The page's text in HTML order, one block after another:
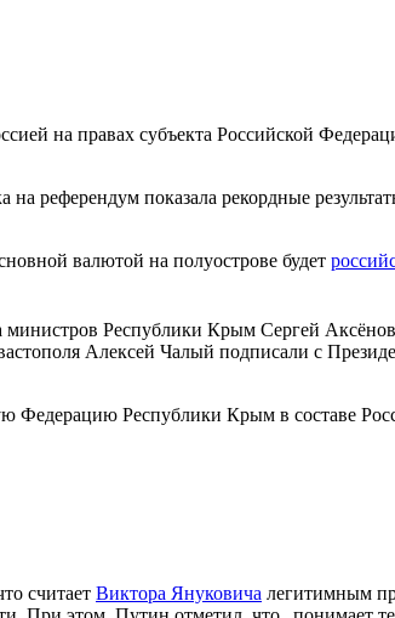
на правах субъекта Российской
референдум показала рекордные
валютой на полуострове будет
министров Республики Крым Сергей
Алексей Чалый подписали с
Федерацию Республики Крым в составе
считает Виктора Януковича легитимным